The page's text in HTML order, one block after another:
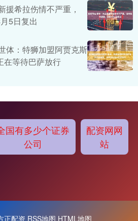
援希拉伤情不严重，
5日复出
体：特狮加盟阿贾克斯
在等待巴萨放行
国有多少个证券
公司
配资网网
站
正配资 RSS地图 HTML地图